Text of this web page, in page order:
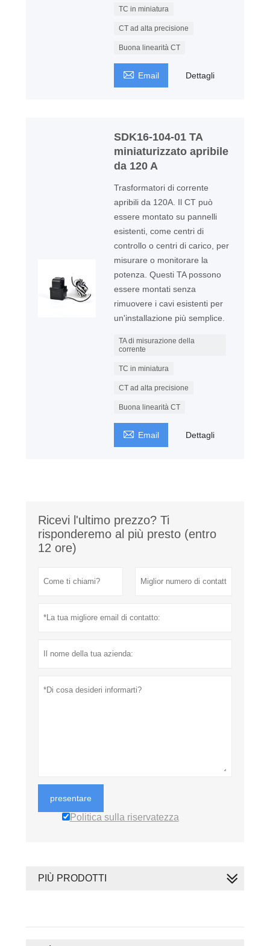
TC in miniatura
CT ad alta precisione
Buona linearità CT
 Email Dettagli
SDK16-104-01 TA
miniaturizzato apribile
da 120 A
Trasformatori di corrente
apribili da 120A. Il CT può
essere montato su pannelli
esistenti, come centri di
controllo o centri di carico, per
misurare o monitorare la
potenza. Questi TA possono
essere montati senza
rimuovere i cavi esistenti per
un'installazione più semplice.
TA di misurazione della
corrente
TC in miniatura
CT ad alta precisione
Buona linearità CT
 Email Dettagli
Ricevi l'ultimo prezzo? Ti
risponderemo al più presto (entro
12 ore)
presentare
Politica sulla riservatezza
PIÙ PRODOTTI